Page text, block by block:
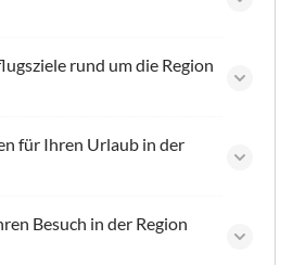
rund um die Region
für Ihren Urlaub in der
Besuch in der Region